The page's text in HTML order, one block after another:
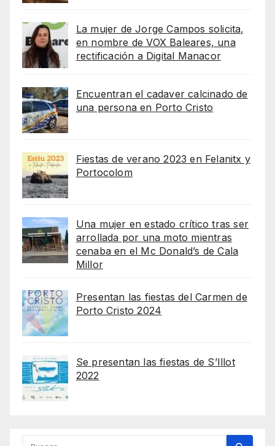
La mujer de Jorge Campos solicita,
en nombre de VOX Baleares, una
rectificación a Digital Manacor
Encuentran el cadaver calcinado de
una persona en Porto Cristo
Fiestas de verano 2023 en Felanitx y
Portocolom
Una mujer en estado crítico tras ser
arrollada por una moto mientras
cenaba en el Mc Donald’s de Cala
Millor
Presentan las fiestas del Carmen de
Porto Cristo 2024
Se presentan las fiestas de S’Illot
2022